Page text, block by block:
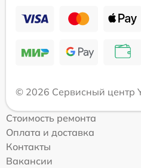
© 2026 Сервисный центр
Стоимость ремонта
Оплата и доставка
Контакты
Вакансии